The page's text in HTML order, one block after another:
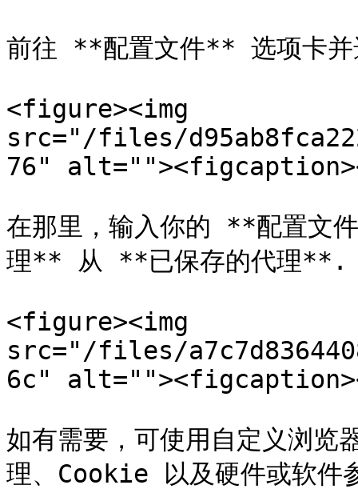
前往 **配置文件** 选项卡
<figure><img
src="/files/
76"
在那里，输入你的 **配置文
理** 从 **已保存的代理**.
<figure><img
src="/files/
6c"
如有需要，可使用自定义浏览
理、Cookie 以及硬件或软件